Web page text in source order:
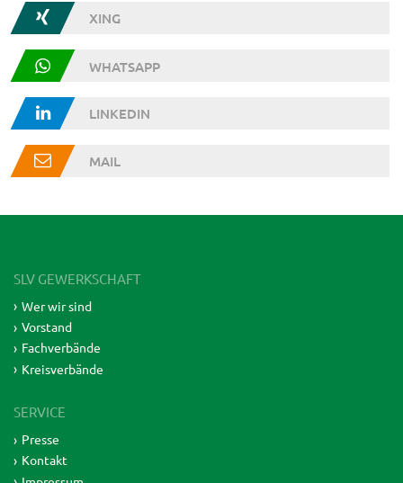
XING
WHATSAPP
LINKEDIN
MAIL
SLV GEWERKSCHAFT
Wer wir sind
Vorstand
Fachverbände
Kreisverbände
SERVICE
Presse
Kontakt